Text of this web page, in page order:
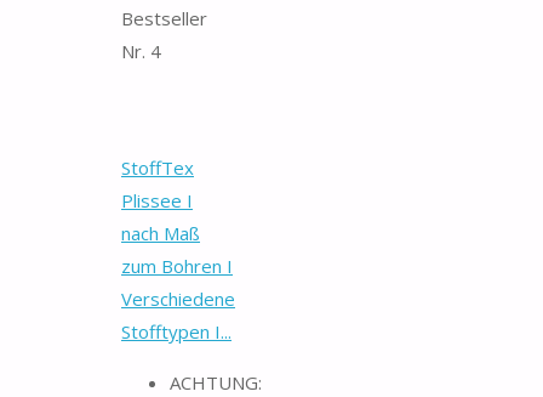
Bestseller
Nr. 4
StoffTex
Plissee I
nach Maß
zum Bohren I
Verschiedene
Stofftypen I...
ACHTUNG: